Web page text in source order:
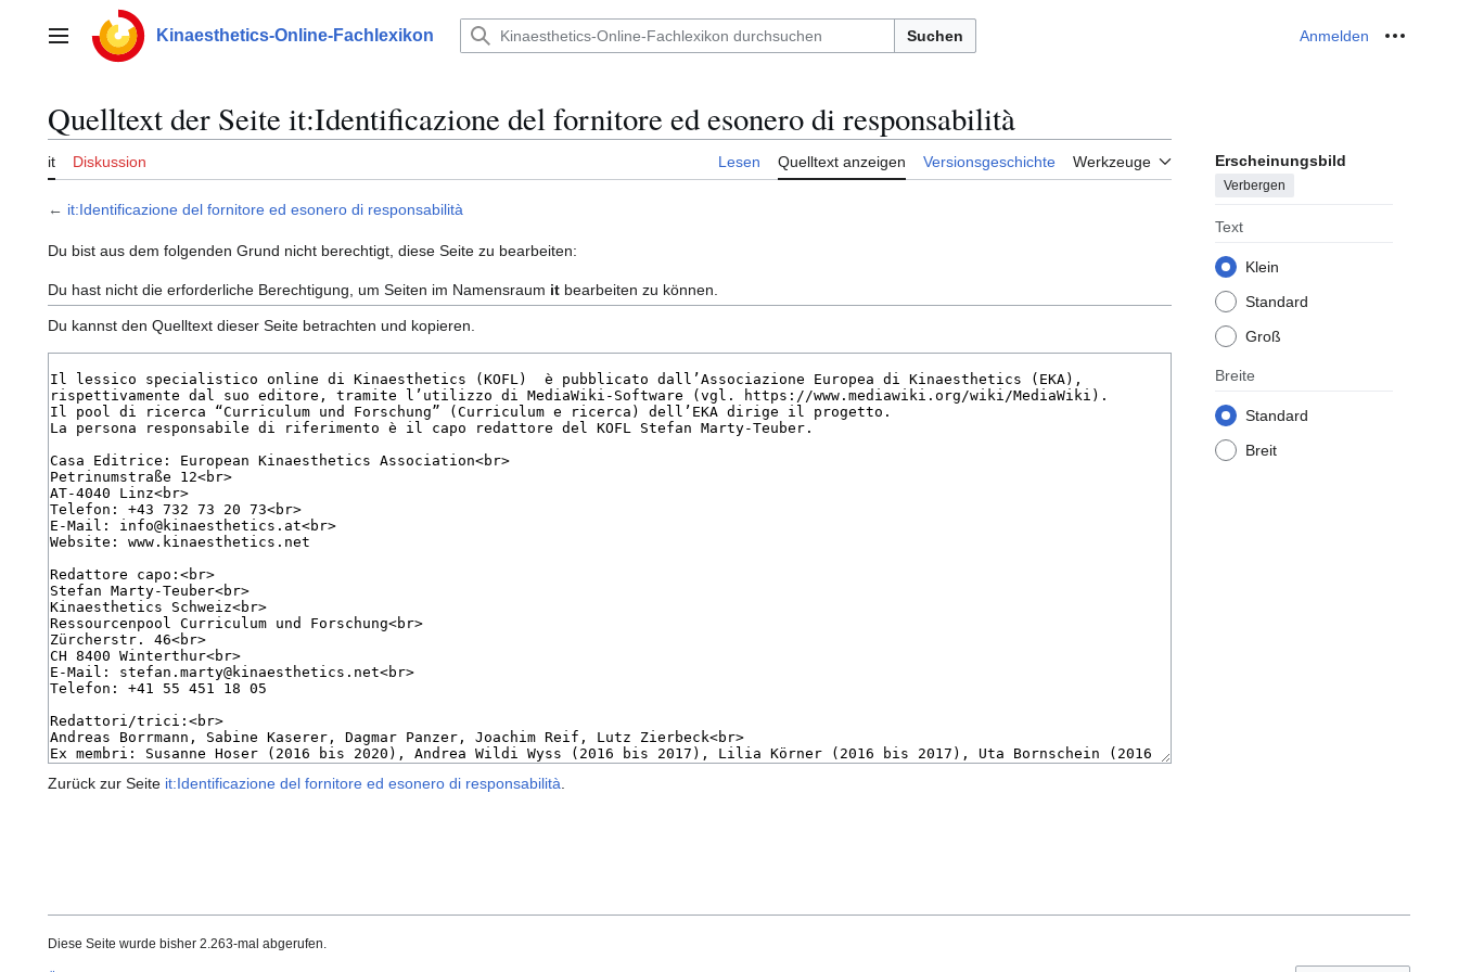
springenHauptmenü Kinaesthetics-Online-Fachlexikon Suchen Anmelden Meine
Quelltext der Seite it:Identificazione del fornitore ed esonero di responsabilità
it Diskussion Lesen Quelltext anzeigen Versionsgeschichte Werkzeuge Erscheinungsbild
Verbergen
Text
Klein
Standard
Groß
Breite
Standard
Breit
← it:Identificazione del fornitore ed esonero di responsabilità
Du bist aus dem folgenden Grund nicht berechtigt, diese Seite zu bearbeiten:
Du hast nicht die erforderliche Berechtigung, um Seiten im Namensraum it bearbeiten zu können.
Du kannst den Quelltext dieser Seite betrachten und kopieren.
Zurück zur Seite it:Identificazione del fornitore ed esonero di responsabilità.
Diese Seite wurde bisher 2.263-mal abgerufen.